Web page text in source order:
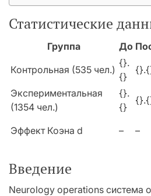
Статистические
Группа До
Контрольная (535 чел.)
{}.
{}
Экспериментальная
(1354 чел.)
{}.
{}
Эффект Коэна d – –
Введение
Neurology operations система